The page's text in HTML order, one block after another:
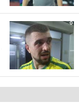
0